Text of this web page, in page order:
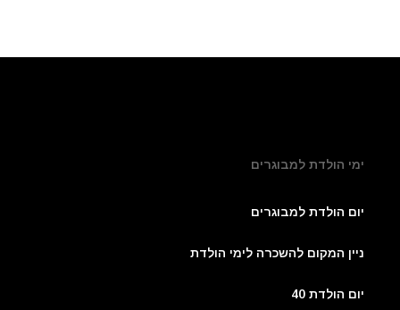
ימי הולדת למבוגרים
יום הולדת למבוגרים
ניין המקום להשכרה לימי הולדת
יום הולדת 40